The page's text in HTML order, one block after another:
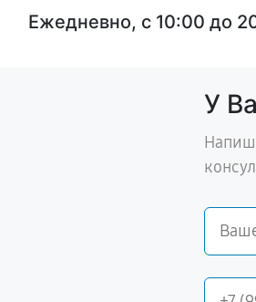
Ежедневно, с 10:00 до
У